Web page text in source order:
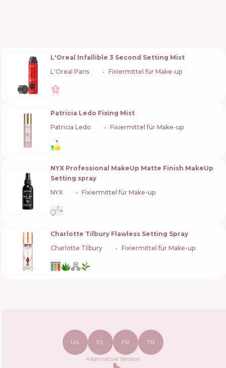
L'Oreal Infallible 3 Second Setting Mist
L'Oreal Paris
Fixiermittel für Make-up
Patricia Ledo Fixing Mist
Patricia Ledo
Fixiermittel für Make-up
NYX Professional MakeUp Matte Finish MakeUp
Setting spray
NYX
Fixiermittel für Make-up
Charlotte Tilbury Flawless Setting Spray
Charlotte Tilbury
Fixiermittel für Make-up
UA PL FR TR
Alternative Version